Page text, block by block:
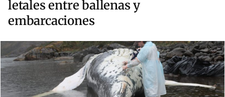
letales entre ballenas y
embarcaciones